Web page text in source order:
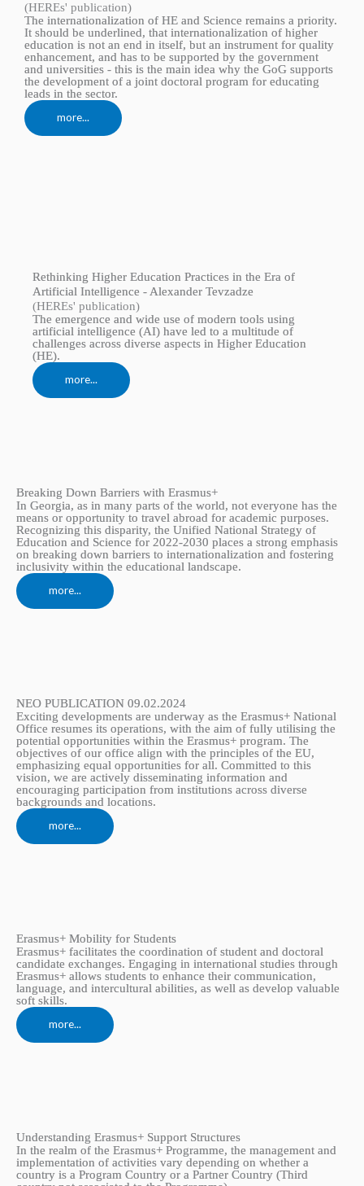
(HEREs' publication)
The internationalization of HE and Science remains a priority.
It should be underlined, that internationalization of higher
education is not an end in itself, but an instrument for quality
enhancement, and has to be supported by the government
and universities - this is the main idea why the GoG supports
the development of a joint doctoral program for educating
leads in the sector.
more...
Rethinking Higher Education Practices in the Era of
Artificial Intelligence - Alexander Tevzadze
(HEREs' publication)
The emergence and wide use of modern tools using
artificial intelligence (AI) have led to a multitude of
challenges across diverse aspects in Higher Education
(HE).
more...
Breaking Down Barriers with Erasmus+
In Georgia, as in many parts of the world, not everyone has the
means or opportunity to travel abroad for academic purposes.
Recognizing this disparity, the Unified National Strategy of
Education and Science for 2022-2030 places a strong emphasis
on breaking down barriers to internationalization and fostering
inclusivity within the educational landscape.
more...
NEO PUBLICATION 09.02.2024
Exciting developments are underway as the Erasmus+ National
Office resumes its operations, with the aim of fully utilising the
potential opportunities within the Erasmus+ program. The
objectives of our office align with the principles of the EU,
emphasizing equal opportunities for all. Committed to this
vision, we are actively disseminating information and
encouraging participation from institutions across diverse
backgrounds and locations.​
more...
Erasmus+ Mobility for Students
Erasmus+ facilitates the coordination of student and doctoral
candidate exchanges. Engaging in international studies through
Erasmus+ allows students to enhance their communication,
language, and intercultural abilities, as well as develop valuable
soft skills.
more...
Understanding Erasmus+ Support Structures
In the realm of the Erasmus+ Programme, the management and
implementation of activities vary depending on whether a
country is a Program Country or a Partner Country (Third